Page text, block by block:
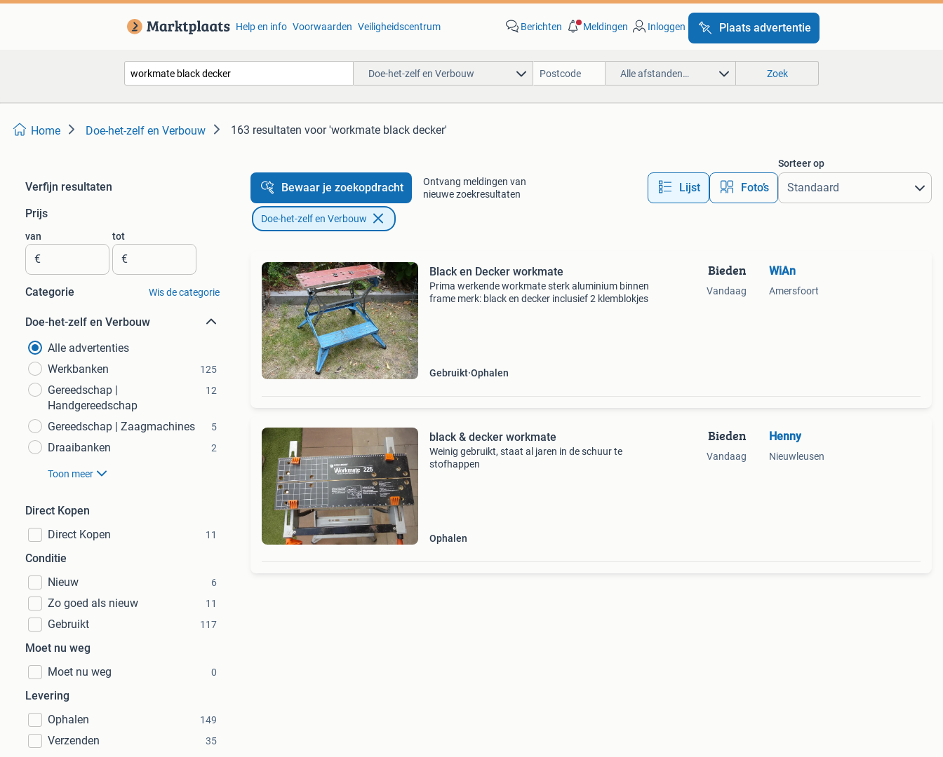
Help en info Voorwaarden Veiligheidscentrum Berichten Meldingen Inloggen Plaats advertentie
Doe-het-zelf en Verbouw Alle afstanden… Zoek
Home Doe-het-zelf en Verbouw 163 resultaten voor 'workmate black decker'
Verfijn resultaten
Prijs
van
€
tot
€
Categorie Wis de categorie
Doe-het-zelf en Verbouw
Alle advertenties
Werkbanken
125
Gereedschap |
Handgereedschap
12
Gereedschap | Zaagmachines 5
Draaibanken 2
Toon meer
Direct Kopen
Direct Kopen
11
Conditie
Nieuw
6
Zo goed als nieuw 11
Gebruikt 117
Moet nu weg
Moet nu weg
0
Levering
Ophalen
149
Verzenden 35
Bewaar je zoekopdracht
Ontvang meldingen van
nieuwe zoekresultaten
Lijst Foto’s
Sorteer op
Doe-het-zelf en Verbouw
Black en Decker workmate
Prima werkende workmate sterk aluminium binnen
frame merk: black en decker inclusief 2 klemblokjes
Gebruikt Ophalen
Bieden
Vandaag
WiAn
Amersfoort
black & decker workmate
Weinig gebruikt, staat al jaren in de schuur te
stofhappen
Ophalen
Bieden
Vandaag
Henny
Nieuwleusen